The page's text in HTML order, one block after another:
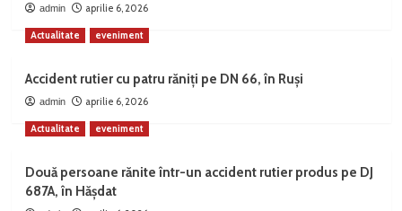
admin aprilie 6, 2026
Actualitate eveniment
Accident rutier cu patru răniți pe DN 66, în Ruși
admin aprilie 6, 2026
Actualitate eveniment
Două persoane rănite într-un accident rutier produs pe DJ
687A, în Hășdat